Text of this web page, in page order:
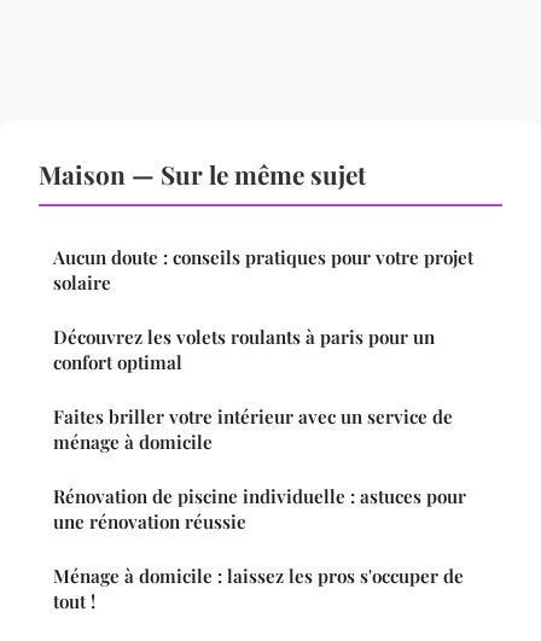
Maison — Sur le même sujet
Aucun doute : conseils pratiques pour votre projet
solaire
Découvrez les volets roulants à paris pour un
confort optimal
Faites briller votre intérieur avec un service de
ménage à domicile
Rénovation de piscine individuelle : astuces pour
une rénovation réussie
Ménage à domicile : laissez les pros s'occuper de
tout !